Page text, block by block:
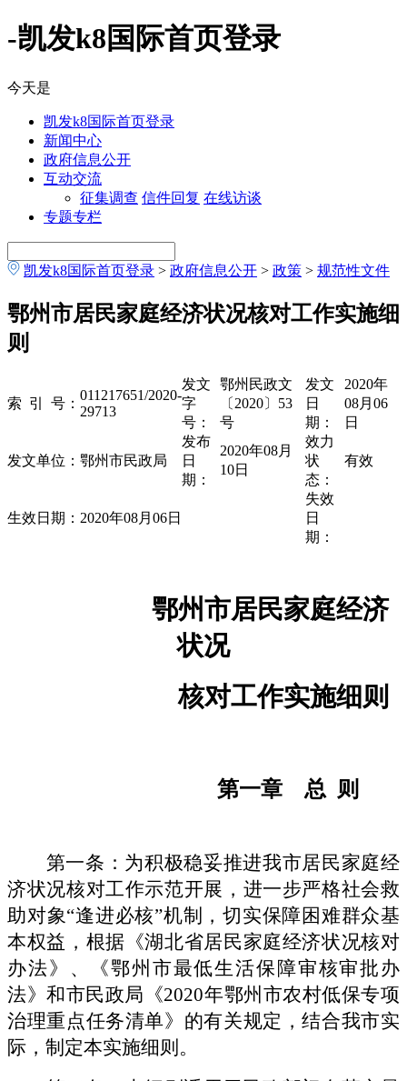
-凯发k8国际首页登录
今天是
凯发k8国际首页登录
新闻中心
政府信息公开
互动交流
征集调查 信件回复 在线访谈
专题专栏
凯发k8国际首页登录 > 政府信息公开 > 政策 > 规范性文件
鄂州市居民家庭经济状况核对工作实施细
则
索 引 号：
011217651/2020-
29713
发文
字
号：
鄂州民政文
〔2020〕53
号
发文
日
期：
2020年
08月06
日
发文单位： 鄂州市民政局
发布
日
期：
2020年08月
10日
效力
状
态：
有效
生效日期： 2020年08月06日
失效
日
期：
鄂州市居民家庭经济
状况
核对工作实施细则
第一章 总 则
第一条：为积极稳妥推进我市居民家庭经
济状况核对工作示范开展，进一步严格社会救
助对象“逢进必核”机制，切实保障困难群众基
本权益，根据《湖北省居民家庭经济状况核对
办法》、《鄂州市最低生活保障审核审批办
法》和市民政局《2020年鄂州市农村低保专项
治理重点任务清单》的有关规定，结合我市实
际，制定本实施细则。